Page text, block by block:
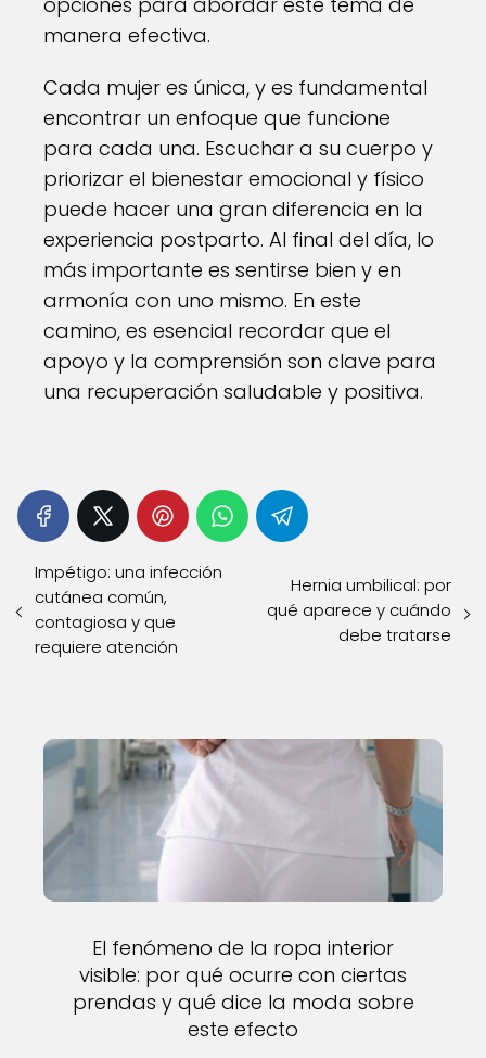
manera efectiva.
Cada mujer es única, y es fundamental
encontrar un enfoque que funcione
para cada una. Escuchar a su cuerpo y
priorizar el bienestar emocional y físico
puede hacer una gran diferencia en la
experiencia postparto. Al final del día, lo
más importante es sentirse bien y en
armonía con uno mismo. En este
camino, es esencial recordar que el
apoyo y la comprensión son clave para
una recuperación saludable y positiva.
Impétigo: una infección
cutánea común,
contagiosa y que
requiere atención
Hernia umbilical: por
qué aparece y cuándo
debe tratarse
El fenómeno de la ropa interior
visible: por qué ocurre con ciertas
prendas y qué dice la moda sobre
este efecto